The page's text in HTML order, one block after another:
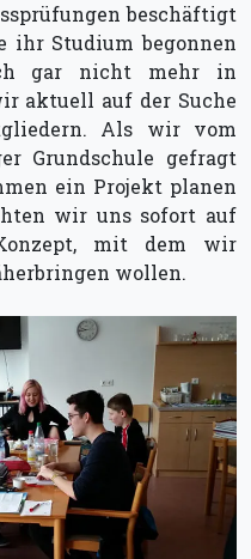
beschäftigt
ihr Studium begonnen
gar nicht mehr in
aktuell auf der Suche
Als wir vom
Grundschule gefragt
ein Projekt planen
wir uns sofort auf
mit dem wir
wollen.